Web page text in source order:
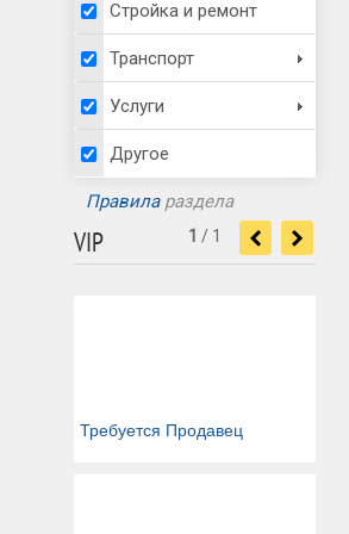
Стройка и ремонт
Транспорт
Услуги
Другое
Правилараздела
VIP
Требуется Продавец
1 / 1 < >